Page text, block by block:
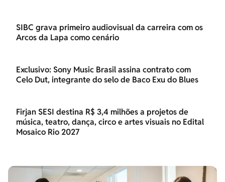
SIBC grava primeiro audiovisual da carreira com os
Arcos da Lapa como cenário
Exclusivo: Sony Music Brasil assina contrato com
Celo Dut, integrante do selo de Baco Exu do Blues
Firjan SESI destina R$ 3,4 milhões a projetos de
música, teatro, dança, circo e artes visuais no Edital
Mosaico Rio 2027